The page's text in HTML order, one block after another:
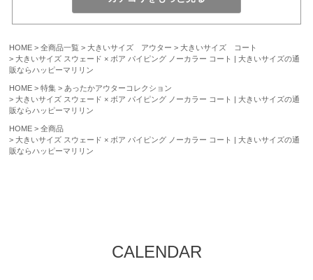
HOME 全商品一覧 大きいサイズ アウター
大きいサイズ コート
大きいサイズ スウェード × ボア パイピング ノーカラー コート | 大きいサイズの通
販ならハッピーマリリン
HOME 特集
あったかアウターコレクション
大きいサイズ スウェード × ボア パイピング ノーカラー コート | 大きいサイズの通
販ならハッピーマリリン
HOME
全商品
大きいサイズ スウェード × ボア パイピング ノーカラー コート | 大きいサイズの通
販ならハッピーマリリン
CALENDAR